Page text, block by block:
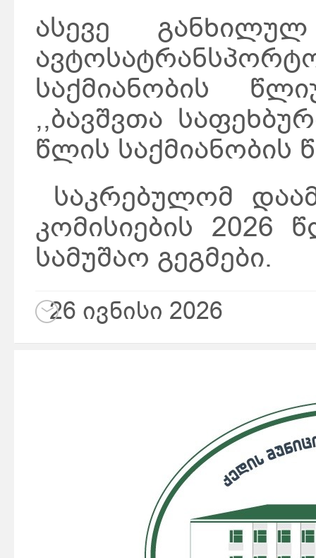
ასევე
საქმიანობის
,,ბავშვთა
წლის საქმიანობის
საკრებულომ
კომისიების 2026
სამუშაო გეგმები.
26 ივნისი 2026